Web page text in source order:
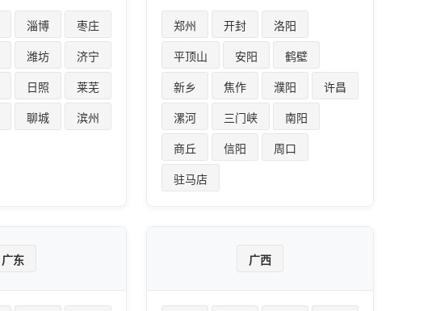
淄博
枣庄
潍坊
济宁
日照
莱芜
聊城
滨州
郑州 开封
洛阳
平顶山
安阳
鹤壁
新乡
焦作 濮阳
许昌
漯河
三门峡
南阳
商丘
信阳
周口
驻马店
广东 广西